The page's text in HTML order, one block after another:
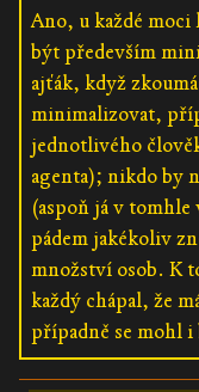
Ano, u každé
být především
ajťák, když
minimalizovat,
jednotlivého
agenta); nikdo by
(aspoň já v
pádem jakékoliv
množství osob. K
každý chápal, že
případně se mohl